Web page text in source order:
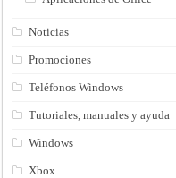
Noticias
Promociones
Teléfonos Windows
Tutoriales, manuales y ayuda
Windows
Xbox